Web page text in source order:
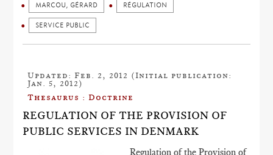
MARCOU, GÉRARD RÉGULATION
SERVICE PUBLIC
Updated: Feb. 2, 2012 (Initial publication:
Jan. 5, 2012)
Thesaurus : Doctrine
REGULATION OF THE PROVISION OF
PUBLIC SERVICES IN DENMARK
Regulation of the Provision of